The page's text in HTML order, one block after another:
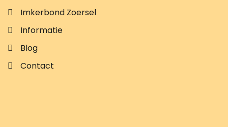
Imkerbond Zoersel
Informatie
Blog
Contact